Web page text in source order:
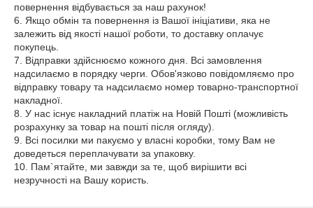
повернення відбувається за наш рахунок!
6. Якщо обмін та повернення із Вашої ініціативи, яка не
залежить від якості нашої роботи, то доставку оплачує
покупець.
7. Відправки здійснюємо кожного дня. Всі замовлення
надсилаємо в порядку черги. Обов'язково повідомляємо про
відправку товару та надсилаємо номер товарно-транспортної
накладної.
8. У нас існує накладний платіж на Новій Пошті (можливість
розрахунку за товар на пошті після огляду).
9. Всі посилки ми пакуємо у власні коробки, тому Вам не
доведеться переплачувати за упаковку.
10. Пам`ятайте, ми завжди за те, щоб вирішити всі
незручності на Вашу користь.